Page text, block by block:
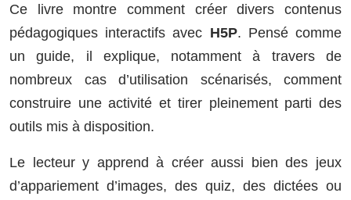
Ce livre montre comment créer divers contenus
pédagogiques interactifs avec H5P. Pensé comme
un guide, il explique, notamment à travers de
nombreux cas d’utilisation scénarisés, comment
construire une activité et tirer pleinement parti des
outils mis à disposition.
Le lecteur y apprend à créer aussi bien des jeux
d’appariement d’images, des quiz, des dictées ou